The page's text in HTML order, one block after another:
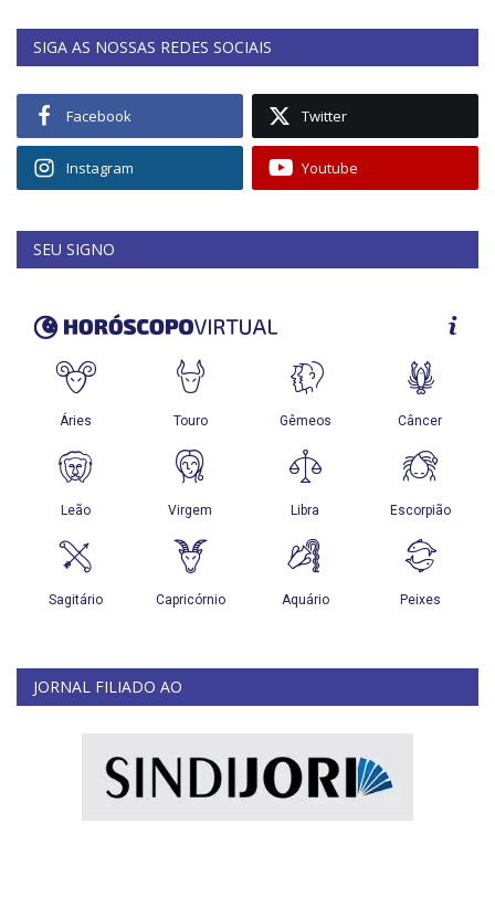
SIGA AS NOSSAS REDES SOCIAIS
Facebook Twitter
Instagram Youtube
SEU SIGNO
JORNAL FILIADO AO